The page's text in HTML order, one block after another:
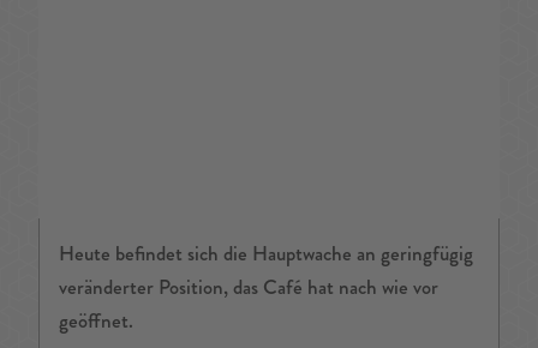
Heute befindet sich die Hauptwache an geringfügig
veränderter Position, das Café hat nach wie vor
geöffnet.